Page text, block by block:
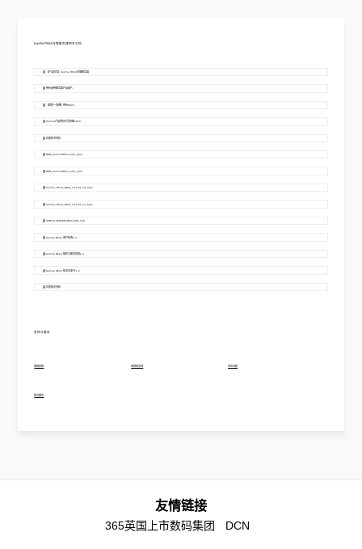
KunTai R524 存储服务器相关文档
【产品彩页】KunTai R524存储服务器
神州通用服务器产品胶片
【销售一指禅】神州R524
KunTai产品招标引导参数1010
其他技术材料
BIOS_KunTaiR524_662_hpm
BIOS_KunTaiR524_663_hpm
KunTai_R524_BMC_3.10.01.10_hpm
KunTai_R524_BMC_3.10.01.12_hpm
KUNTAI-SERVER-iBMC-MIB_mib
KunTai R524 用户指南1.3
KunTai R524 维护与服务指南1.4
KunTai R524 技术白皮书 1.2
其他技术资料
支持与服务
故障报修 经销商查询 常见问题
售后服务
友情链接
365英国上市数码集团 DCN